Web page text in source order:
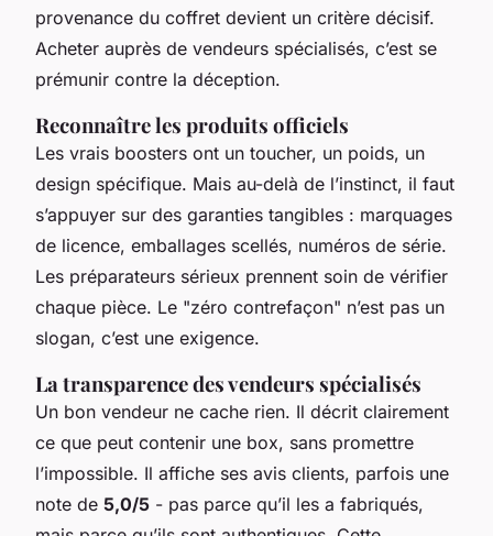
provenance du coffret devient un critère décisif.
Acheter auprès de vendeurs spécialisés, c’est se
prémunir contre la déception.
Reconnaître les produits officiels
Les vrais boosters ont un toucher, un poids, un
design spécifique. Mais au-delà de l’instinct, il faut
s’appuyer sur des garanties tangibles : marquages
de licence, emballages scellés, numéros de série.
Les préparateurs sérieux prennent soin de vérifier
chaque pièce. Le "zéro contrefaçon" n’est pas un
slogan, c’est une exigence.
La transparence des vendeurs spécialisés
Un bon vendeur ne cache rien. Il décrit clairement
ce que peut contenir une box, sans promettre
l’impossible. Il affiche ses avis clients, parfois une
note de 5,0/5 - pas parce qu’il les a fabriqués,